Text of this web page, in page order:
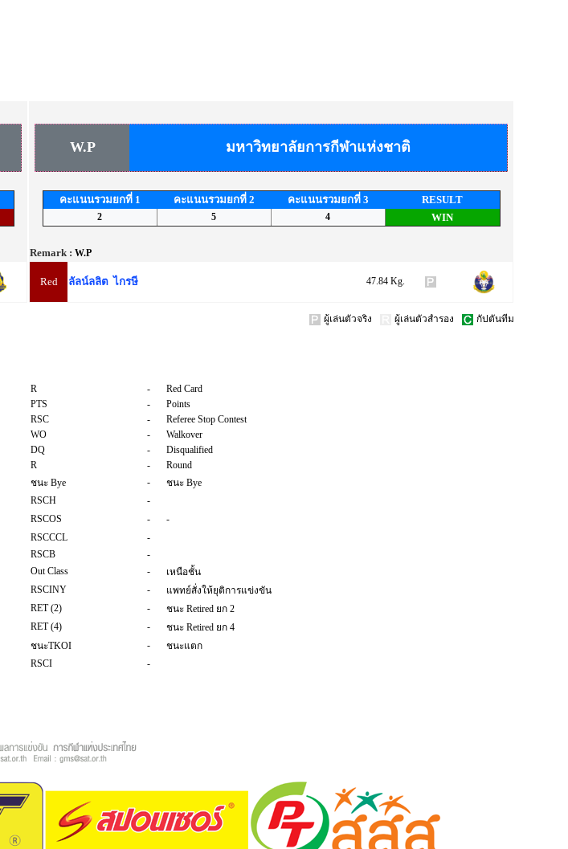
W.P มหาวิทยาลัยการกีฬาแห่งชาติ
คะแนนรวมยกที่ 1 คะแนนรวมยกที่ 2 คะแนนรวมยกที่ 3 RESULT
2 5 4 WIN
Remark : W.P
Red ลัลน์ลลิต ไกรษี 47.84 Kg.
ผู้เล่นตัวจริง ผู้เล่นตัวสำรอง กัปตันทีม
R -
Red Card
PTS -
Points
RSC -
Referee Stop Contest
WO -
Walkover
DQ -
Disqualified
R -
Round
ชนะ Bye -
ชนะ Bye
RSCH
-
RSCOS -
-
RSCCCL
-
RSCB
-
Out Class -
เหนือชั้น
RSCINY -
แพทย์สั่งให้ยุติการแข่งขัน
RET (2) -
ชนะ Retired ยก 2
RET (4) -
ชนะ Retired ยก 4
ชนะTKOI -
ชนะแตก
RSCI
-